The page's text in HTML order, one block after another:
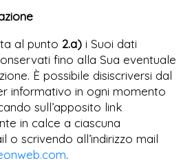
al punto 2.a) i Suoi dati
fino alla Sua eventuale
È possibile disiscriversi dal
informativo in ogni momento
sull’apposito link
in calce a ciascuna
o scrivendo all’indirizzo mail
.